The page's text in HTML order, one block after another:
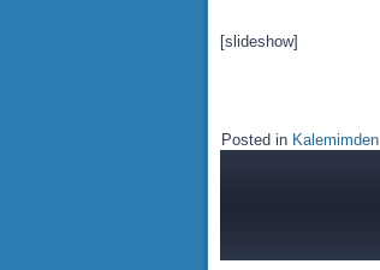
[slideshow]
Posted in Kalemimden